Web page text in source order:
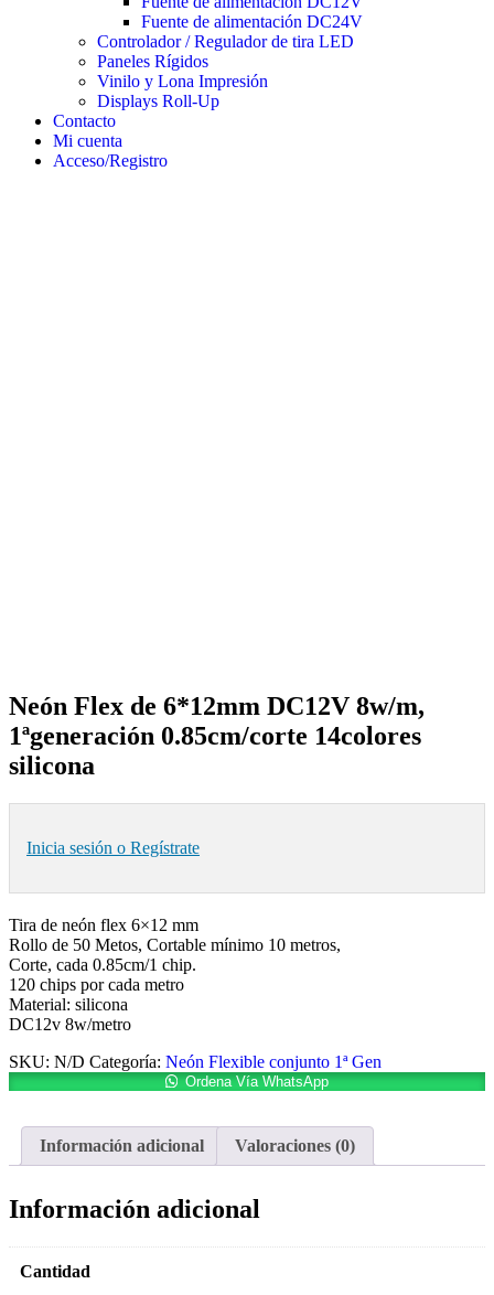
Fuente de alimentación DC24V
Controlador / Regulador de tira LED
Paneles Rígidos
Vinilo y Lona Impresión
Displays Roll-Up
Contacto
Mi cuenta
Acceso/Registro
Neón Flex de 6*12mm DC12V 8w/m,
1ªgeneración 0.85cm/corte 14colores
silicona
Inicia sesión o Regístrate
Tira de neón flex 6×12 mm
Rollo de 50 Metos, Cortable mínimo 10 metros,
Corte, cada 0.85cm/1 chip.
120 chips por cada metro
Material: silicona
DC12v 8w/metro
SKU: N/D Categoría: Neón Flexible conjunto 1ª Gen
Ordena Vía WhatsApp
Información adicional Valoraciones (0)
Información adicional
Cantidad